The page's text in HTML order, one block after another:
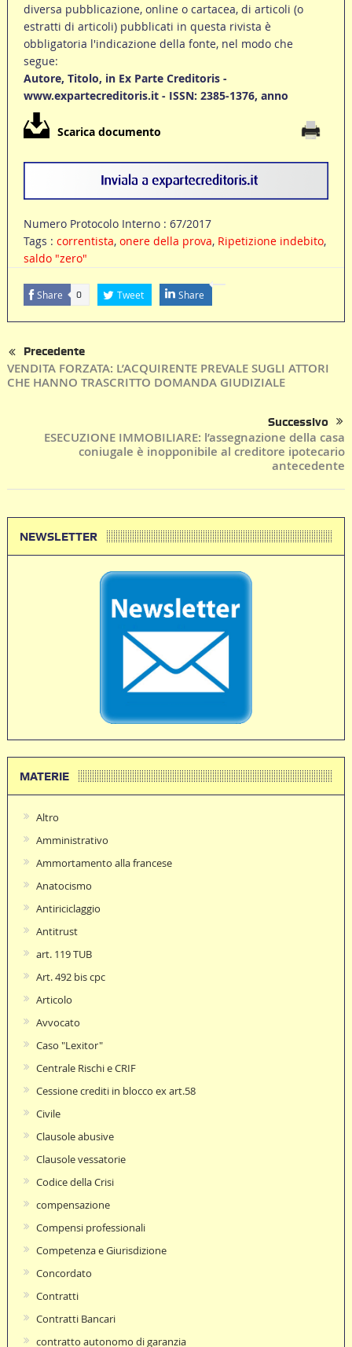
diversa pubblicazione, online o cartacea, di articoli (o
estratti di articoli) pubblicati in questa rivista è
obbligatoria l'indicazione della fonte, nel modo che
segue:
Autore, Titolo, in Ex Parte Creditoris -
www.expartecreditoris.it - ISSN: 2385-1376, anno
Scarica documento
Numero Protocolo Interno : 67/2017
Tags : correntista, onere della prova, Ripetizione indebito,
saldo "zero"
Share 0 Tweet Share
Precedente
VENDITA FORZATA: L’ACQUIRENTE PREVALE SUGLI ATTORI
CHE HANNO TRASCRITTO DOMANDA GIUDIZIALE
Successivo
ESECUZIONE IMMOBILIARE: l’assegnazione della casa
coniugale è inopponibile al creditore ipotecario
antecedente
NEWSLETTER
MATERIE
Altro
Amministrativo
Ammortamento alla francese
Anatocismo
Antiriciclaggio
Antitrust
art. 119 TUB
Art. 492 bis cpc
Articolo
Avvocato
Caso "Lexitor"
Centrale Rischi e CRIF
Cessione crediti in blocco ex art.58
Civile
Clausole abusive
Clausole vessatorie
Codice della Crisi
compensazione
Compensi professionali
Competenza e Giurisdizione
Concordato
Contratti
Contratti Bancari
contratto autonomo di garanzia